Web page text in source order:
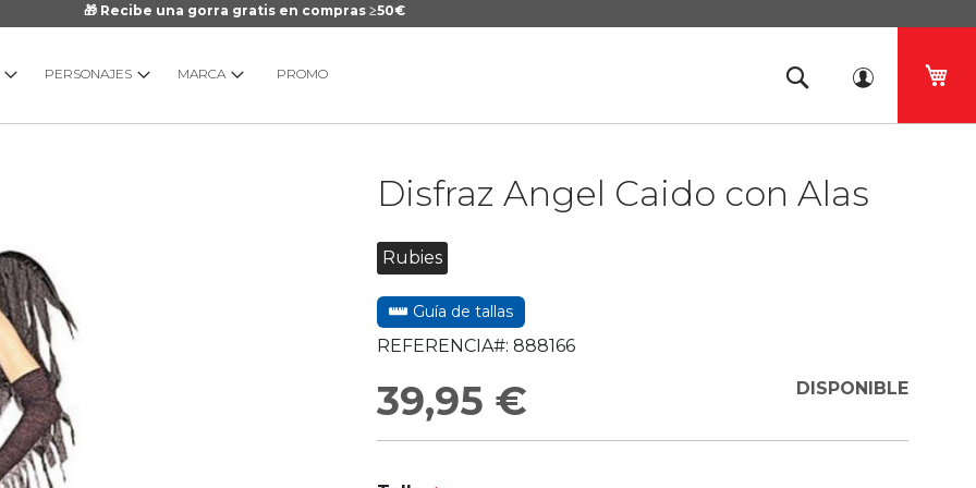
🎁 Recibe una gorra gratis en compras ≥50€
PERSONAJES MARCA PROMO
Disfraz Angel Caido con Alas
Rubies
Guía de tallas
REFERENCIA#: 888166
39,95 € DISPONIBLE
galería
imágenes